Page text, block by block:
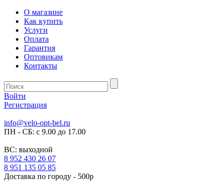
О магазине
Как купить
Услуги
Оплата
Гарантия
Оптовикам
Контакты
Войти
Регистрация
info@velo-opt-bel.ru
ПН - СБ: с 9.00 до 17.00
ВС: выходной
8 952 430 26 07
8 951 135 05 85
Доставка по городу - 500р